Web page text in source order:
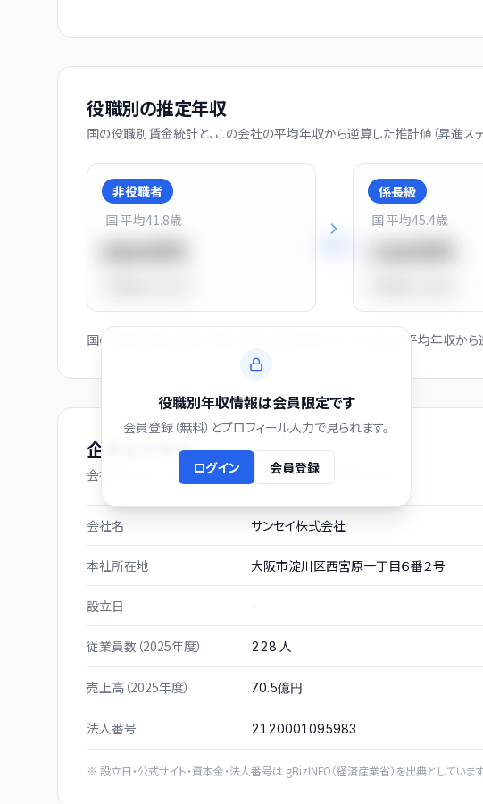
役職別の推定年収
国の役職別賃金統計と、この会社の平均年収から逆算した推計値（昇進ステ
非役職者
国 平均41.8歳
係長級
国 平均45.4歳
役職別年収情報は会員限定です
会員登録（無料）とプロフィール入力で見られます。
ログイン 会員登録
国の役職別賃金（部長・課長・係長・非役職者）と、この会社の平均年収
企業基本情報
会社プロフィール（有価証券報告書および gBizINFO より）
会社名 サンセイ株式会社
本社所在地 大阪市淀川区西宮原一丁目６番２号
設立日 -
従業員数（2025年度） 228 人
売上高（2025年度） 70.5億円
法人番号 2120001095983
※ 設立日・公式サイト・資本金・法人番号は gBizINFO（経済産業省）を出典としていま